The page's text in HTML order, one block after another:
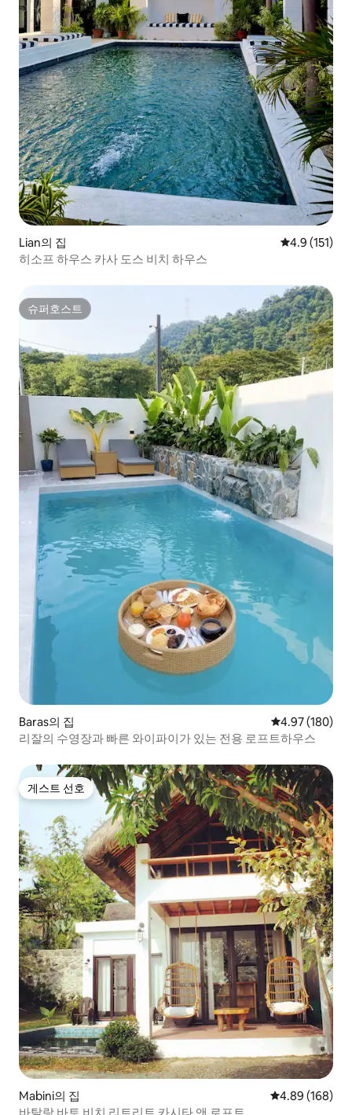
Lian의 집 평점 4.9점(5
4.9 (151)
히소프 하우스 카사 도스 비치 하우스
슈퍼호스트
슈퍼호스트
Baras의 집 평점 4.97점(5
4.97 (180)
리잘의 수영장과 빠른 와이파이가 있는 전용 로프트하우스
게스트 선호
게스트 선호
Mabini의 집 평점 4.89점(5
4.89 (168)
바탈랑 바토 비치 리트리트 카시타 앤 로프트